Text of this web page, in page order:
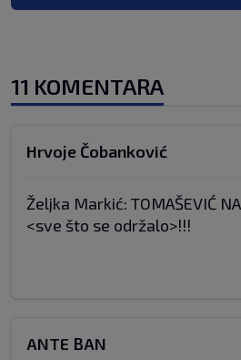
11 KOMENTARA
Hrvoje Čobanković
Željka Markić: TOMAŠEVIĆ
<sve što se održalo>!!!
ANTE BAN